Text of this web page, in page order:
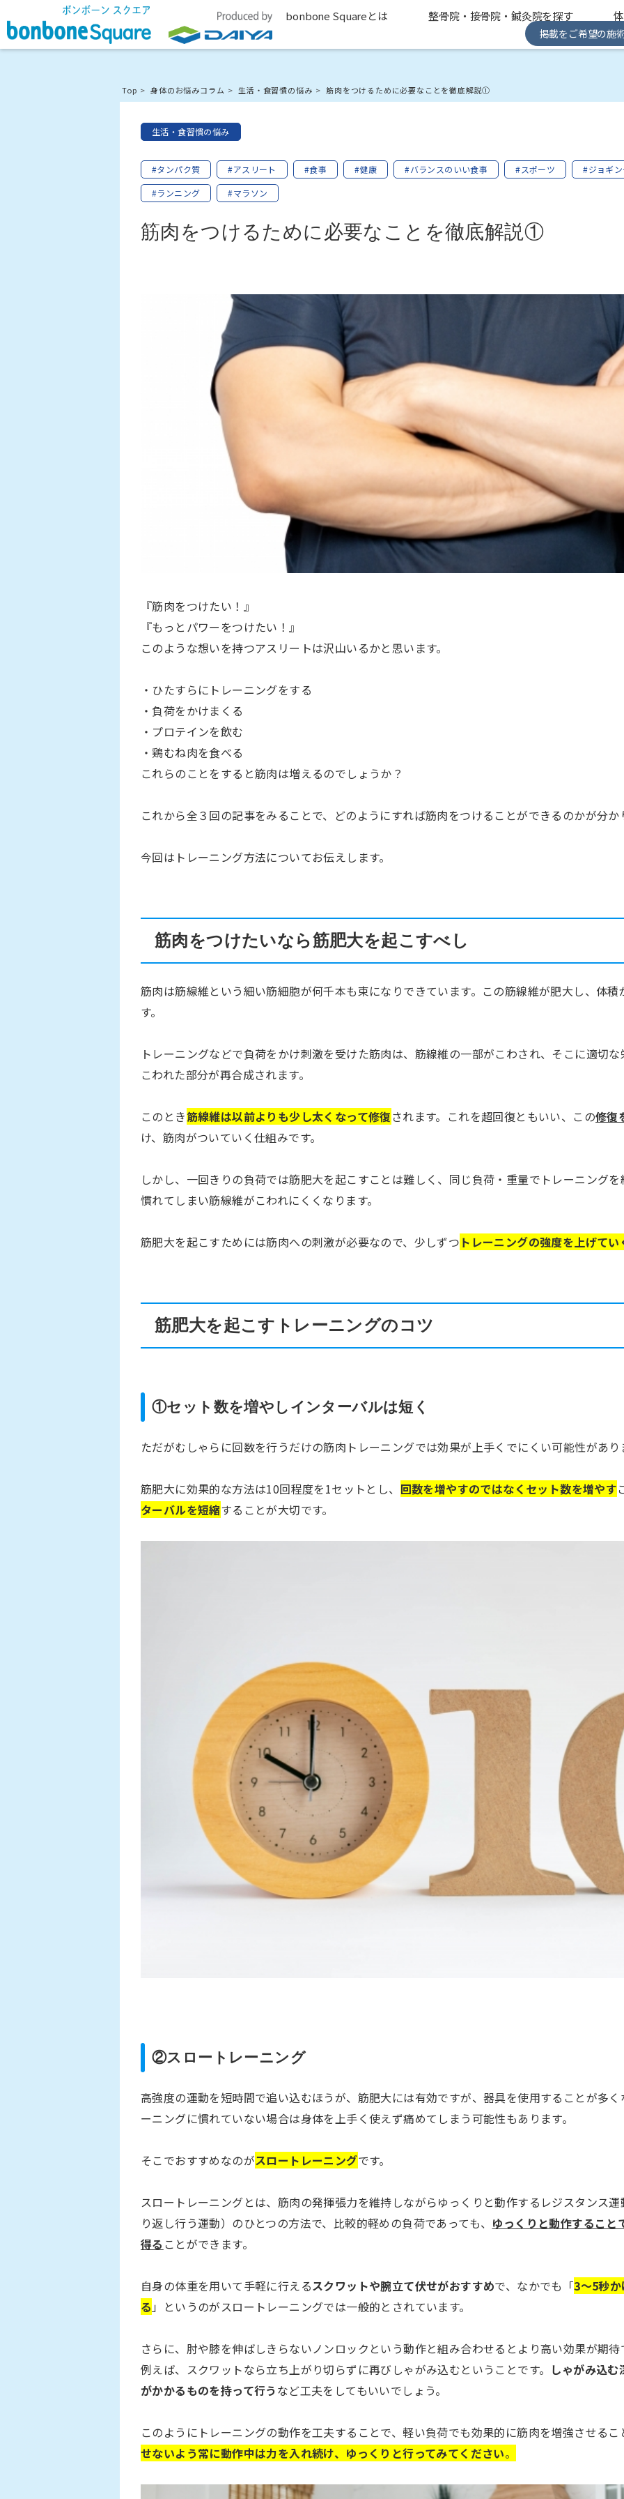
bonbone Squareとは 整骨院・接骨院・鍼灸院を探す
掲載をご希望の施
Top 身体のお悩みコラム 生活・食習慣の悩み 筋肉をつけるために必要なことを徹底解説①
生活・食習慣の悩み
#タンパク質 #アスリート #食事 #健康 #バランスのいい食事 #スポーツ
#ジョギ
#ランニング
#マラソン
筋肉をつけるために必要なことを徹底解説①
『筋肉をつけたい！』
『もっとパワーをつけたい！』
このような想いを持つアスリートは沢山いるかと思います。
・ひたすらにトレーニングをする
・負荷をかけまくる
・プロテインを飲む
・鶏むね肉を食べる
これらのことをすると筋肉は増えるのでしょうか？
これから全３回の記事をみることで、どのようにすれば筋肉をつけることができるのかが分か
今回はトレーニング方法についてお伝えします。
筋肉をつけたいなら筋肥大を起こすべし
筋肉は筋線維という細い筋細胞が何千本も束になりできています。この筋線維が肥大し、体
す。
トレーニングなどで負荷をかけ刺激を受けた筋肉は、筋線維の一部がこわされ、そこに適切
こわれた部分が再合成されます。
このとき筋線維は以前よりも少し太くなって修復されます。これを超回復ともいい、この修復
け、筋肉がついていく仕組みです。
しかし、一回きりの負荷では筋肥大を起こすことは難しく、同じ負荷・重量でトレーニング
慣れてしまい筋線維がこわれにくくなります。
筋肥大を起こすためには筋肉への刺激が必要なので、少しずつ トレーニングの強度を上げて
筋肥大を起こすトレーニングのコツ
①セット数を増やしインターバルは短く
ただがむしゃらに回数を行うだけの筋肉トレーニングでは効果が上手くでにくい可能性があり
筋肥大に効果的な方法は10回程度を1セットとし、 回数を増やすのではなく セット数を増やす
ターバルを短縮することが大切です。
②スロートレーニング
高強度の運動を短時間で追い込むほうが、筋肥大には有効ですが、器具を使用することが多
ーニングに慣れていない場合は身体を上手く使えず痛めてしまう可能性もあります。
そこでおすすめなのがスロートレーニングです。
スロートレーニングとは、筋肉の発揮張力を維持しながらゆっくりと動作するレジスタンス
り返し行う運動）のひとつの方法で、比較的軽めの負荷であっても、 ゆっくりと動作するこ
得る ことができます。
自身の体重を用いて手軽に行えるスクワットや腕立て伏せがおすすめで、なかでも「3～5秒
る 」というのがスロートレーニングでは一般的とされています。
さらに、肘や膝を伸ばしきらないノンロックという動作と組み合わせるとより高い効果が期待
例えば、スクワットなら立ち上がり切らずに再びしゃがみ込むということです。 しゃがみ込
がかかるものを持って行う など工夫をしてもいいでしょう。
このようにトレーニングの動作を工夫することで、軽い負荷でも効果的に筋肉を増強させる
せないよう常に動作中は力を入れ続け、ゆっくりと行ってみてください。